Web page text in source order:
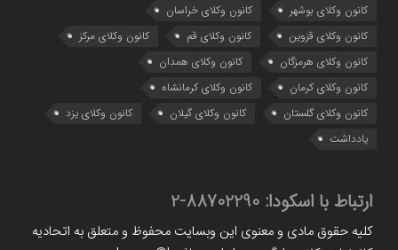
کانون وکلای بوشهر
کانون وکلای خراسان
کانون وکلای قزوین
کانون وکلای قم
کانون وکلای مرکز
کانون وکلای هرمزگان
کانون وکلای همدان
کانون وکلای کرمان
کانون وکلای کرمانشاه
کانون وکلای گلستان
کانون وکلای گیلان
کانون وکلای یزد
یادداشت
ارتباط با اسکودا: 88702290-2
کلیه حقوق مادی و معنوی این وبسایت محفوظ و متعلق به اتحادیه